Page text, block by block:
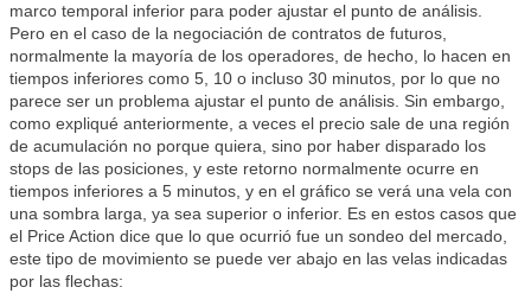
marco temporal inferior para poder ajustar el punto de análisis.
Pero en el caso de la negociación de contratos de futuros,
normalmente la mayoría de los operadores, de hecho, lo hacen en
tiempos inferiores como 5, 10 o incluso 30 minutos, por lo que no
parece ser un problema ajustar el punto de análisis. Sin embargo,
como expliqué anteriormente, a veces el precio sale de una región
de acumulación no porque quiera, sino por haber disparado los
stops de las posiciones, y este retorno normalmente ocurre en
tiempos inferiores a 5 minutos, y en el gráfico se verá una vela con
una sombra larga, ya sea superior o inferior. Es en estos casos que
el Price Action dice que lo que ocurrió fue un sondeo del mercado,
este tipo de movimiento se puede ver abajo en las velas indicadas
por las flechas: